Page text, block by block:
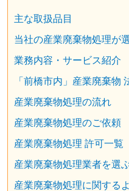
主な取扱品目
当社の産業廃棄物処理が
業務内容・サービス紹介
「前橋市内」産業廃棄物
産業廃棄物処理の流れ
産業廃棄物処理のご依頼
産業廃棄物処理 許可一覧
産業廃棄物処理業者を選
産業廃棄物処理に関する